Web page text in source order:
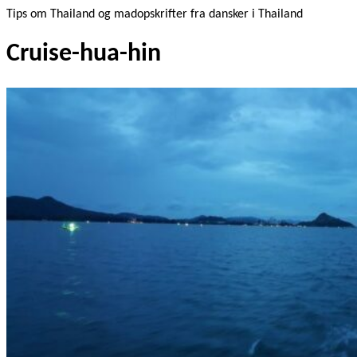
Tips om Thailand og madopskrifter fra dansker i Thailand
Cruise-hua-hin